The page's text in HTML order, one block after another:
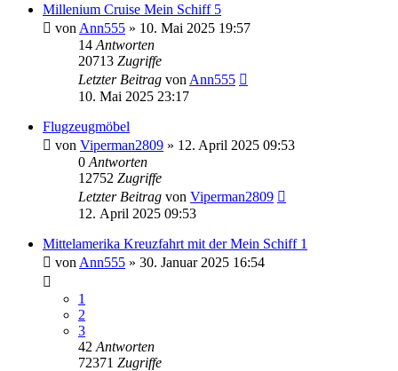
Millenium Cruise Mein Schiff 5
von Ann555 » 10. Mai 2025 19:57
14 Antworten
20713 Zugriffe
Letzter Beitrag von Ann555
10. Mai 2025 23:17
Flugzeugmöbel
von Viperman2809 » 12. April 2025 09:53
0 Antworten
12752 Zugriffe
Letzter Beitrag von Viperman2809
12. April 2025 09:53
Mittelamerika Kreuzfahrt mit der Mein Schiff 1
von Ann555 » 30. Januar 2025 16:54
1
2
3
42 Antworten
72371 Zugriffe